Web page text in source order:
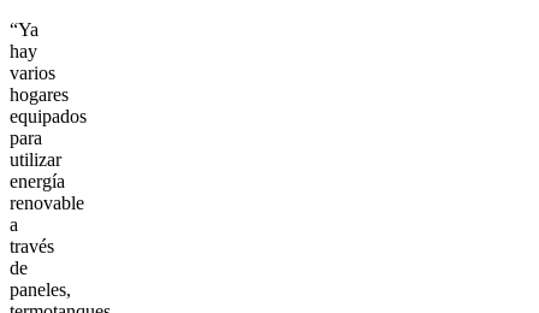
“Ya
hay
varios
hogares
equipados
para
utilizar
energía
renovable
a
través
de
paneles,